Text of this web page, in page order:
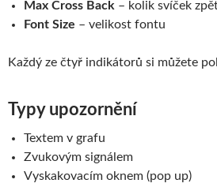
Max Cross Back – kolik svíček
Font Size – velikost fontu
Každý ze čtyř indikátorů si můžete
Typy upozornění
Textem v grafu
Zvukovým signálem
Vyskakovacím oknem (pop up)